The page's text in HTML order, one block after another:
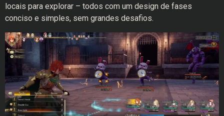
locais para explorar – todos com um design de fases
conciso e simples, sem grandes desafios.